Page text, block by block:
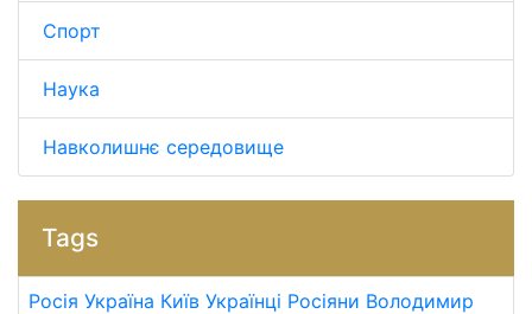
Спорт
Наука
Навколишнє середовище
Tags
Росія Україна Київ Українці Росіяни Володимир